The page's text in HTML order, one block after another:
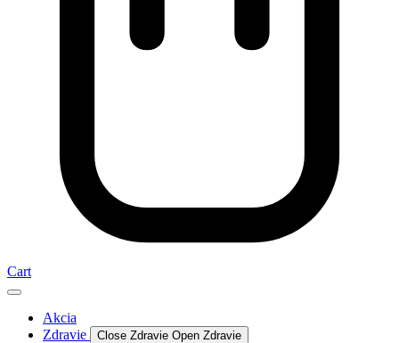
Cart
Akcia
Zdravie
Close Zdravie Open Zdravie